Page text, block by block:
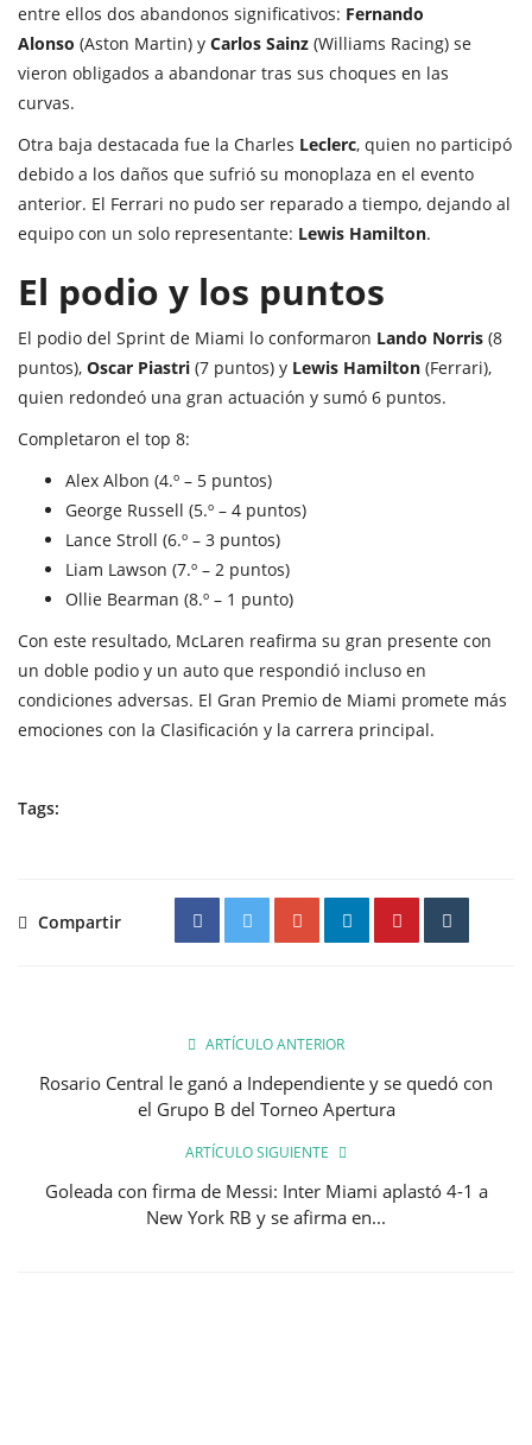
entre ellos dos abandonos significativos: Fernando
Alonso (Aston Martin) y Carlos Sainz (Williams Racing) se
vieron obligados a abandonar tras sus choques en las
curvas.
Otra baja destacada fue la Charles Leclerc, quien no participó
debido a los daños que sufrió su monoplaza en el evento
anterior. El Ferrari no pudo ser reparado a tiempo, dejando al
equipo con un solo representante: Lewis Hamilton.
El podio y los puntos
El podio del Sprint de Miami lo conformaron Lando Norris (8
puntos), Oscar Piastri (7 puntos) y Lewis Hamilton (Ferrari),
quien redondeó una gran actuación y sumó 6 puntos.
Completaron el top 8:
Alex Albon (4.º – 5 puntos)
George Russell (5.º – 4 puntos)
Lance Stroll (6.º – 3 puntos)
Liam Lawson (7.º – 2 puntos)
Ollie Bearman (8.º – 1 punto)
Con este resultado, McLaren reafirma su gran presente con
un doble podio y un auto que respondió incluso en
condiciones adversas. El Gran Premio de Miami promete más
emociones con la Clasificación y la carrera principal.
Tags:
Compartir
ARTÍCULO ANTERIOR
Rosario Central le ganó a Independiente y se quedó con
el Grupo B del Torneo Apertura
ARTÍCULO SIGUIENTE
Goleada con firma de Messi: Inter Miami aplastó 4-1 a
New York RB y se afirma en...